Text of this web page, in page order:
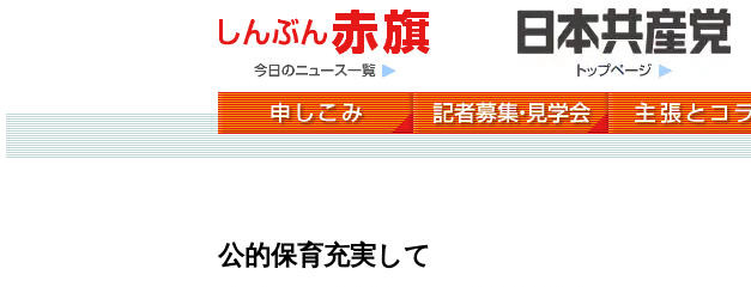
公的保育充実して